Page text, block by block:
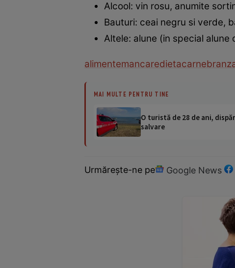
Alcool: vin rosu, anumite
Bauturi: ceai negru si verde,
Altele: alune (in special
alimentemancaredietacarne
MAI MULTE PENTRU TINE
O turistă de 28 de ani,
salvare
Urmărește-ne pe Google News